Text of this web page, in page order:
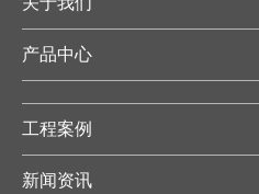
产品中心
工程案例
新闻资讯